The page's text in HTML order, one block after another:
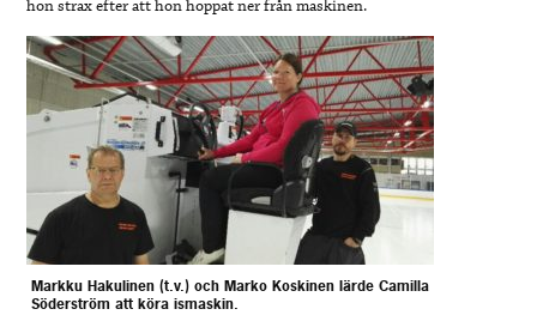
hon strax efter att hon hoppat ner från maskinen.
Markku Hakulinen (t.v.) och Marko Koskinen lärde Camilla
Söderström att köra ismaskin.